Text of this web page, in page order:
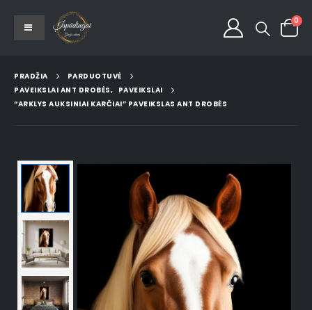
0
PRADŽIA
PARDUOTUVĖ
PAVEIKSLAI ANT DROBĖS, PAVEIKSLAI
“ARKLYS AUKSINIAI KARČIAI” PAVEIKSLAS ANT DROBĖS